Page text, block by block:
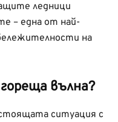
ледници
– една от най-
на
вълна?
ситуация с